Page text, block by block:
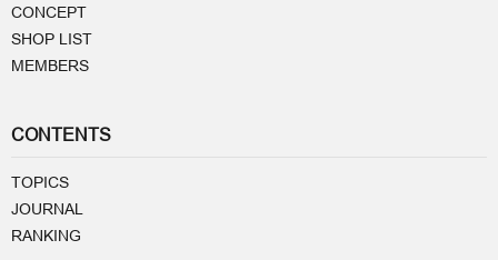
CONCEPT
SHOP LIST
MEMBERS
CONTENTS
TOPICS
JOURNAL
RANKING